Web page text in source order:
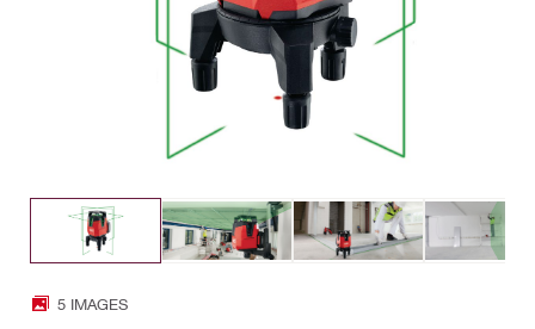
5 IMAGES